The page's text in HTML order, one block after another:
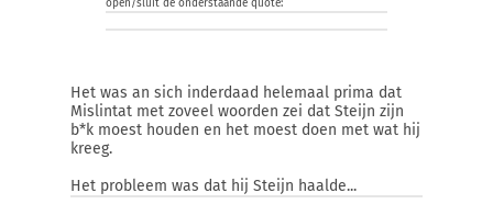
open/sluit de onderstaande quote:
Het was an sich inderdaad helemaal prima dat
Mislintat met zoveel woorden zei dat Steijn zijn
b*k moest houden en het moest doen met wat hij
kreeg.
Het probleem was dat hij Steijn haalde...